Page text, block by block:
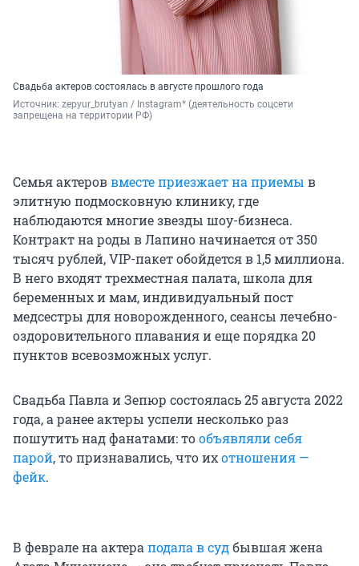
Свадьба актеров состоялась в августе прошлого года
Источник: zepyur_brutyan / Instagram* (деятельность соцсети
запрещена на территории РФ)
Семья актероввместе приезжает на приемы в
элитную подмосковную клинику, где
наблюдаются многие звезды шоу-бизнеса.
Контракт на роды в Лапино начинается от 350
тысяч рублей, VIP-пакет обойдется в 1,5 миллиона.
В него входят трехместная палата, школа для
беременных и мам, индивидуальный пост
медсестры для новорожденного, сеансы лечебно-
оздоровительного плавания и еще порядка 20
пунктов всевозможных услуг.
Свадьба Павла и Зепюр состоялась 25 августа 2022
года, а ранее актеры успели несколько раз
пошутить над фанатами: тообъявляли себя
парой, то признавались, что ихотношения —
фейк.
В феврале на актера подала в судбывшая жена